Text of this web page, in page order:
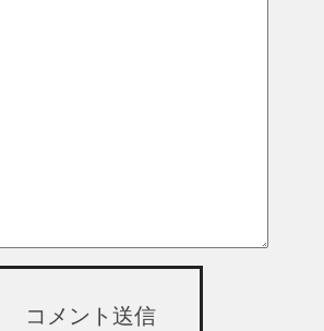
コメント送信